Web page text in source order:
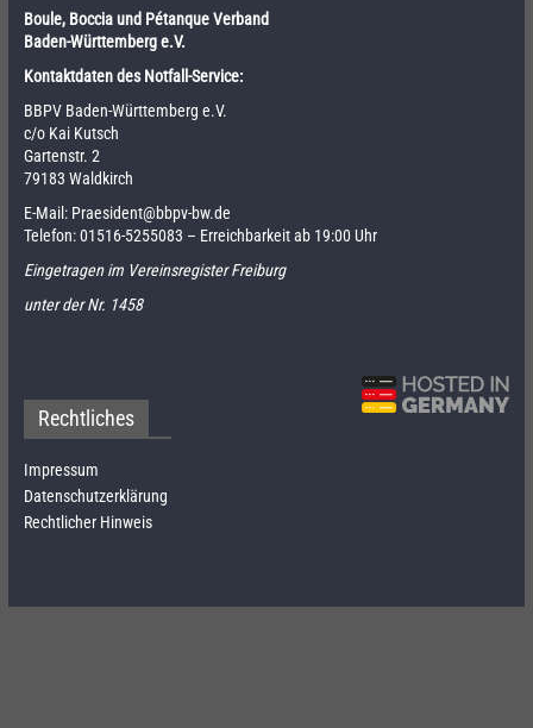
Boule, Boccia und Pétanque Verband
Baden-Württemberg e.V.
Kontaktdaten des Notfall-Service:
BBPV Baden-Württemberg e.V.
c/o Kai Kutsch
Gartenstr. 2
79183 Waldkirch
E-Mail: Praesident@bbpv-bw.de
Telefon:01516-5255083 – Erreichbarkeit ab 19:00 Uhr
Eingetragen im Vereinsregister Freiburg
unter der Nr. 1458
Rechtliches
Impressum
Datenschutzerklärung
Rechtlicher Hinweis